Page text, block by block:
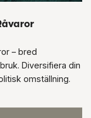
– bred
Diversifiera din
omställning.